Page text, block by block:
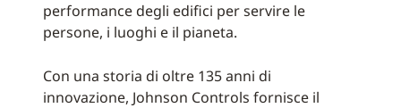
performance degli edifici per servire le
persone, i luoghi e il pianeta.
Con una storia di oltre 135 anni di
innovazione, Johnson Controls fornisce il